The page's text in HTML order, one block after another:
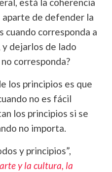
está la coherencia
de defender la
cuando corresponda a
dejarlos de lado
corresponda?
los principios es que
no es fácil
los principios si se
no importa.
y principios”,
y la cultura, la